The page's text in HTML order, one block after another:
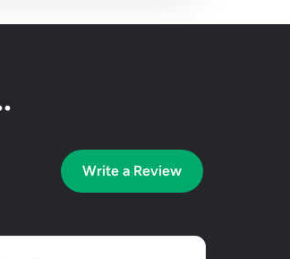
Write a Review